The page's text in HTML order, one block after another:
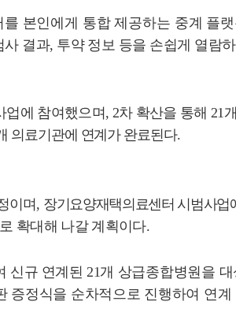
본인에게 통합 제공하는 중계 플
사 결과, 투약 정보 등을 손쉽게 열람
업에 참여했으며 , 2차 확산을 통해21
의료기관에 연계가 완료된다.
이며, 장기요양재택의료센터 시범사업
확대해 나갈 계획이다.
신규 연계된 21개 상급종합병원을
증정식을 순차적으로 진행하여 연계